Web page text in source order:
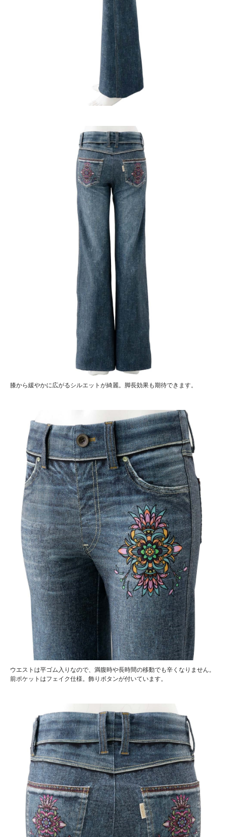
膝から緩やかに広がるシルエットが綺麗。脚長効果も期待できます。
ウエストは平ゴム入りなので、満腹時や長時間の移動でも辛くなりません。
前ポケットはフェイク仕様。飾りボタンが付いています。